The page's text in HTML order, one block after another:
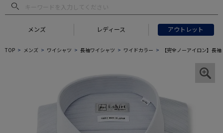
メンズ レディース アウトレット
TOP メンズ ワイシャツ 長袖ワイシャツ ワイドカラー 【完全ノーアイロン】長